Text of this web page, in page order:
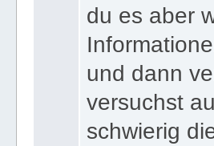
du es aber
und dann
versuchst
schwierig